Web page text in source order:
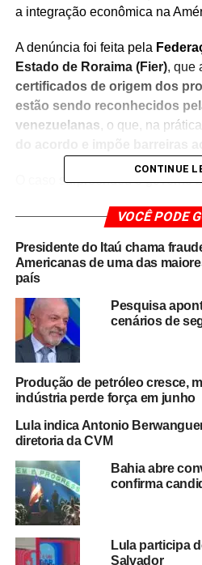
a integração econômica na
A denúncia foi feita pela
Estado de Roraima (Fier), que
certificados de origem dos
estão sendo reconhecidos
venezuelanas, o que, na
O caso surpreendeu o governo
órgão quanto oMinistério do
Indústria, Comércio e Serviços
da situação e a Embaixada do
investiga o episódio junto às
venezuelanas
“O acordo veda a cobrança de
entre os dois países. Estamos
Roraima é o estado mais
fronteira com a Venezuela e
seuprincipal parceiro
sobre exportadores de milho,
produtos comestíveis, que
exportação brasileira para
Em 2024, o comércio bilateral
alcançou
US$ 1,6 bilhão, com
CONTINUE
VOCÊ PODE
Presidente do Itaú chama
Americanas de uma das
país
Pesquisa
cenários de
Produção de petróleo cresce,
indústria perde força em junho
Lula indica Antonio
diretoria da CVM
Bahia abre
confirma
Lula participa
Salvador